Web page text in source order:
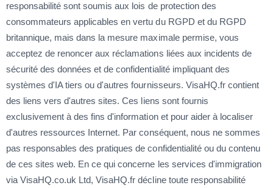
responsabilité sont soumis aux lois de protection des
consommateurs applicables en vertu du RGPD et du RGPD
britannique, mais dans la mesure maximale permise, vous
acceptez de renoncer aux réclamations liées aux incidents de
sécurité des données et de confidentialité impliquant des
systèmes d'IA tiers ou d'autres fournisseurs. VisaHQ.fr contient
des liens vers d'autres sites. Ces liens sont fournis
exclusivement à des fins d'information et pour aider à localiser
d'autres ressources Internet. Par conséquent, nous ne sommes
pas responsables des pratiques de confidentialité ou du contenu
de ces sites web. En ce qui concerne les services d'immigration
via VisaHQ.co.uk Ltd, VisaHQ.fr décline toute responsabilité